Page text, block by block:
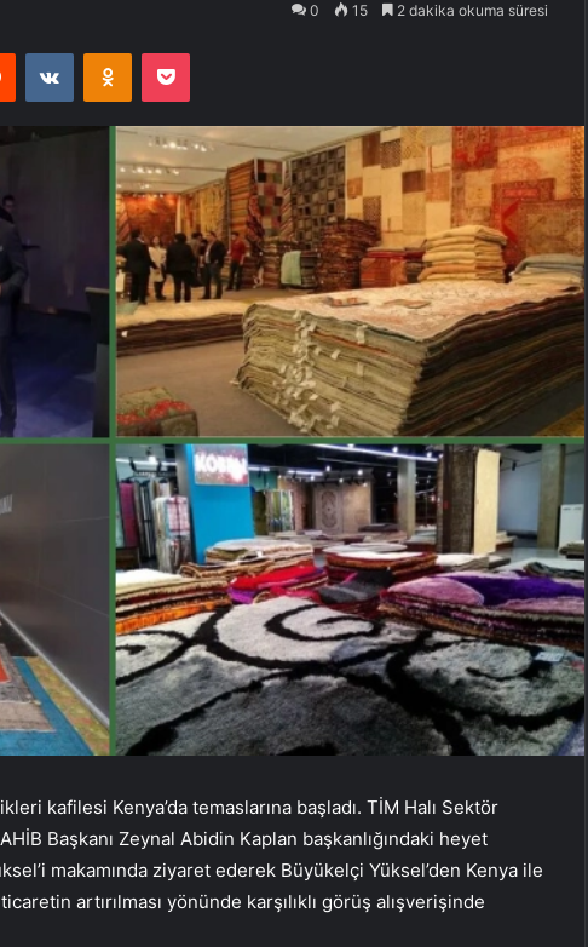
0 15 2 dakika okuma süresi
Reddit VKontakteOdnoklassniki
Pocket
kafilesi Kenya’da temaslarına başladı. TİM Halı Sektör
Başkanı Zeynal Abidin Kaplan başkanlığındaki heyet
makamında ziyaret ederek Büyükelçi Yüksel’den Kenya ile
artırılması yönünde karşılıklı görüş alışverişinde